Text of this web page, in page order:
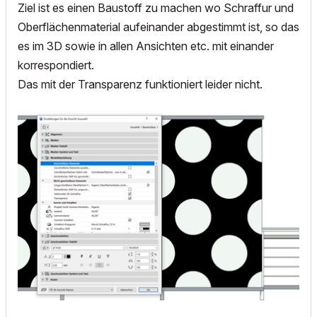
Ziel ist es einen Baustoff zu machen wo Schraffur und
Oberflächenmaterial aufeinander abgestimmt ist, so das
es im 3D sowie in allen Ansichten etc. mit einander
korrespondiert.
Das mit der Transparenz funktioniert leider nicht.